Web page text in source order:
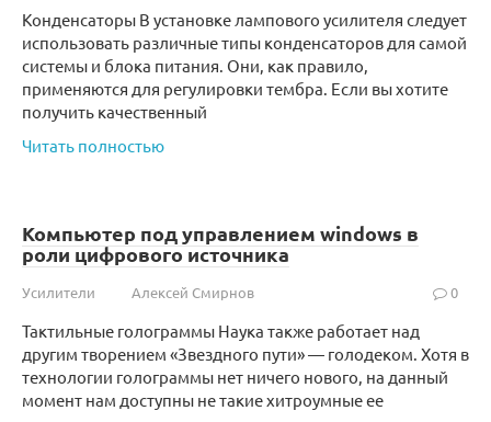
Конденсаторы В установке лампового усилителя следует
использовать различные типы конденсаторов для самой
системы и блока питания. Они, как правило,
применяются для регулировки тембра. Если вы хотите
получить качественный
Читать полностью
Компьютер под управлением windows в
роли цифрового источника
Усилители Алексей Смирнов 0
Тактильные голограммы Наука также работает над
другим творением «Звездного пути» — голодеком. Хотя в
технологии голограммы нет ничего нового, на данный
момент нам доступны не такие хитроумные ее